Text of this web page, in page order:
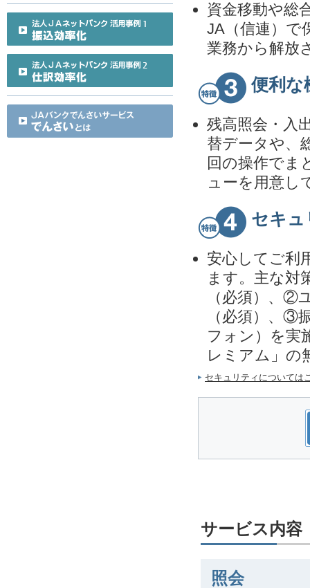
資金移動や総
JA（信連）で
業務から解放
便利な
残高照会・入
替データや、
回の操作でま
ューを用意し
セキュ
安心してご利
ます。主な対
（必須）、②
（必須）、③
フォン）を実
レミアム」の
セキュリティについては
サービス内容
照会